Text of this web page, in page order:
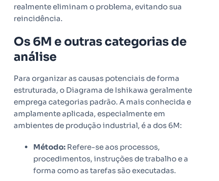
realmente eliminam o problema, evitando sua
reincidência.
Os 6M e outras categorias de
análise
Para organizar as causas potenciais de forma
estruturada, o Diagrama de Ishikawa geralmente
emprega categorias padrão. A mais conhecida e
amplamente aplicada, especialmente em
ambientes de produção industrial, é a dos 6M:
Método: Refere-se aos processos,
procedimentos, instruções de trabalho e a
forma como as tarefas são executadas.